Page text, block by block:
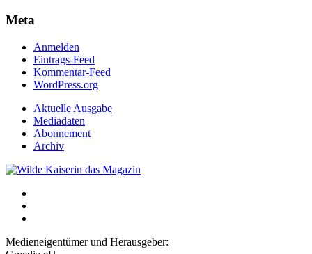
Meta
Anmelden
Eintrags-Feed
Kommentar-Feed
WordPress.org
Aktuelle Ausgabe
Mediadaten
Abonnement
Archiv
Medieneigentümer und Herausgeber: